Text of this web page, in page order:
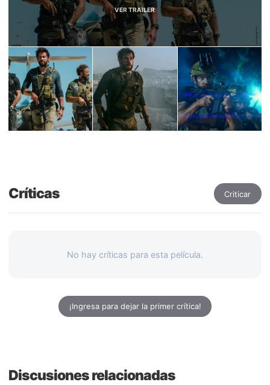
VER TRAILER
Críticas Criticar
No hay críticas para esta película.
¡Ingresa para dejar la primer crítica!
Discusiones relacionadas